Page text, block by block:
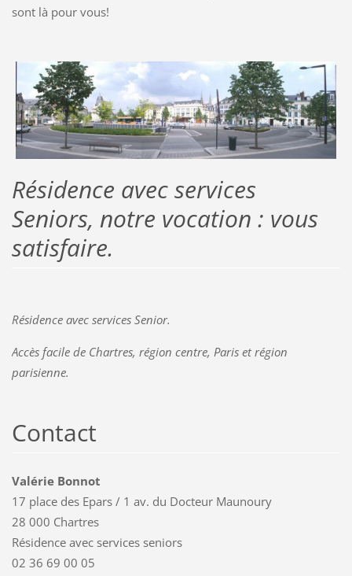
sont là pour vous!
Résidence avec services
Seniors, notre vocation : vous
satisfaire.
Résidence avec services Senior.
Accès facile de Chartres, région centre, Paris et région
parisienne.
Contact
Valérie Bonnot
17 place des Epars / 1 av. du Docteur Maunoury
28 000 Chartres
Résidence avec services seniors
02 36 69 00 05